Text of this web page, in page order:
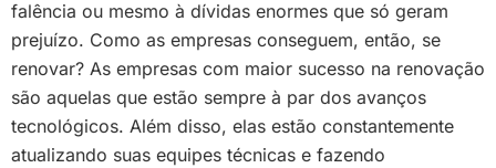
falência ou mesmo à dívidas enormes que só geram
prejuízo. Como as empresas conseguem, então, se
renovar? As empresas com maior sucesso na renovação
são aquelas que estão sempre à par dos avanços
tecnológicos. Além disso, elas estão constantemente
atualizando suas equipes técnicas e fazendo